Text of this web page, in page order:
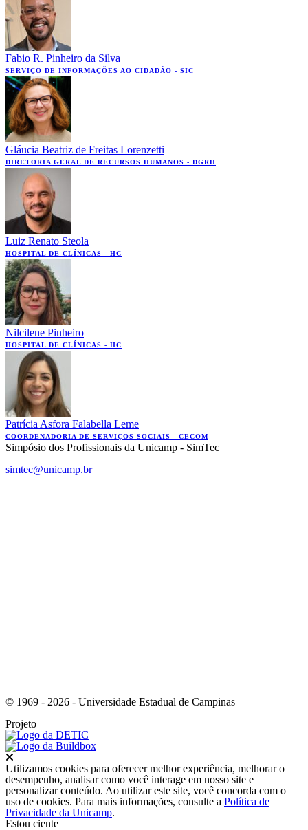
Fabio R. Pinheiro da Silva
SERVIÇO DE INFORMAÇÕES AO CIDADÃO - SIC
Gláucia Beatriz de Freitas Lorenzetti
DIRETORIA GERAL DE RECURSOS HUMANOS - DGRH
Luiz Renato Steola
HOSPITAL DE CLÍNICAS - HC
Nilcilene Pinheiro
HOSPITAL DE CLÍNICAS - HC
Patrícia Asfora Falabella Leme
COORDENADORIA DE SERVIÇOS SOCIAIS - CECOM
Simpósio dos Profissionais da Unicamp - SimTec
simtec@unicamp.br
© 1969 - 2026 - Universidade Estadual de Campinas
Projeto
Utilizamos cookies para oferecer melhor experiência, melhorar o
desempenho, analisar como você interage em nosso site e
personalizar conteúdo. Ao utilizar este site, você concorda com o
uso de cookies. Para mais informações, consulte a Política de
Privacidade da Unicamp.
Estou ciente